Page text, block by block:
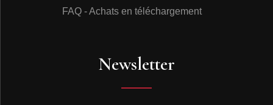
forme cylindrique joué avec un frottoir), le genre « perico
ripião » (perroquet déchiré ) est né dans les plaines
d’Angel Viloria se présente comme «conjunto tipico
cibaeno », c’est pour faire référence au « perico ripião »,
n’y a pas d’accordéon dans les enregistrements réalisés
FAQ - Achats en téléchargement
Newsletter